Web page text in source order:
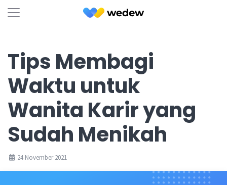
Tips Membagi
Waktu untuk
Wanita Karir yang
Sudah Menikah
24 November 2021